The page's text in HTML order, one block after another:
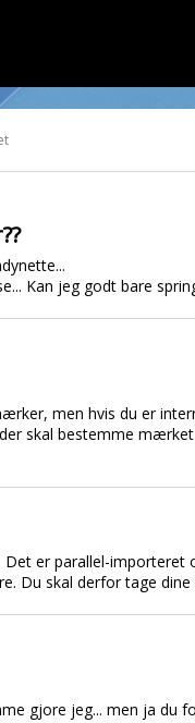
Kan jeg godt bare
men hvis du er
skal bestemme
er parallel-
Du skal derfor tage
gjore jeg... men ja